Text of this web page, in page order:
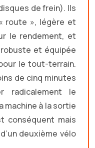
de frein). Ils
route », légère et
le rendement, et
robuste et équipée
le tout-terrain.
de cinq minutes
radicalement le
machine à la sortie
conséquent mais
deuxième vélo